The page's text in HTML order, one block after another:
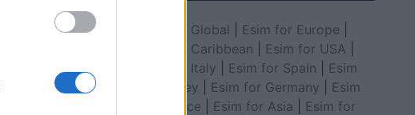
Esim for Global Esim for Europe
Esim for Caribbean
Esim for USA
Esim for Italy
Esim for Spain
Esim
for Turkey
Esim for Germany
Esim
for Greece
Esim for Asia
Esim for